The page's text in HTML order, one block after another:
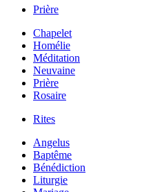
Prière
Chapelet
Homélie
Méditation
Neuvaine
Prière
Rosaire
Rites
Angelus
Baptême
Bénédiction
Liturgie